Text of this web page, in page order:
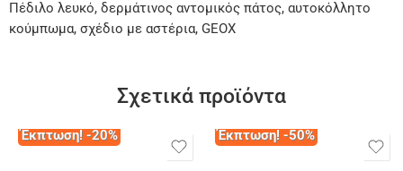
Πέδιλο λευκό, δερμάτινος αντομικός πάτος, αυτοκόλλητο
κούμπωμα, σχέδιο με αστέρια, GEOX
Σχετικά προϊόντα
Έκπτωση! -20% Έκπτωση! -50%